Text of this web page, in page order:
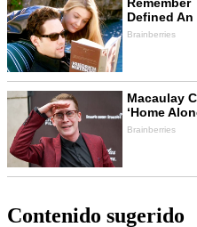
Contenido sugerido